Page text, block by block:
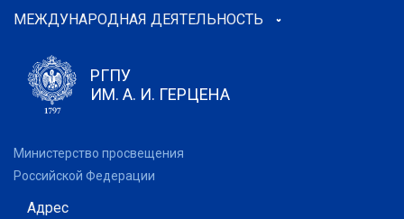
МЕЖДУНАРОДНАЯ ДЕЯТЕЛЬНОСТЬ
РГПУ
ИМ. А. И. ГЕРЦЕНА
Министерство просвещения
Российской Федерации
Адрес